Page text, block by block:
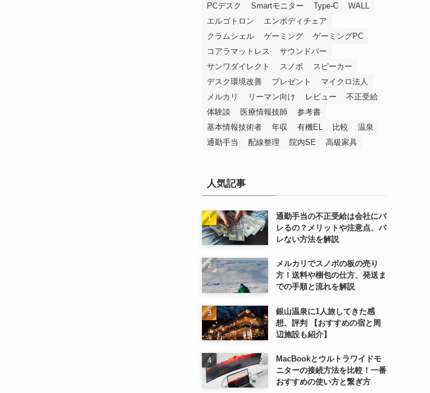
PCデスク
Smartモニター Type-C
WALL
エルゴトロン
エンボディチェア
クラムシェル
ゲーミング
ゲーミングPC
コアラマットレス
サウンドバー
サンワダイレクト
スノボ
スピーカー
デスク環境改善
プレゼント
マイクロ法人
メルカリ
リーマン向け レビュー
不正受給
体験談
医療情報技師
参考書
基本情報技術者
年収 有機EL 比較
温泉
通勤手当
配線整理 院内SE 高級家具
人気記事
通勤手当の不正受給は会社にバ
レるの？メリットや注意点、バ
レない方法を解説
メルカリでスノボの板の売り
方！送料や梱包の仕方、発送ま
での手順と流れを解説
銀山温泉に1人旅してきた感
想、評判 【おすすめの宿と周
辺施設も紹介】
MacBookとウルトラワイドモ
ニターの接続方法を比較！一番
おすすめの使い方と繋ぎ方